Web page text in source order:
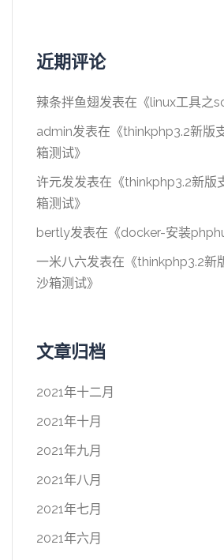
近期评论
辣条拌鱼翅发表在《linux工具之
admin发表在《thinkphp3.2新版
箱测试》
许元发发表在《thinkphp3.2新版
箱测试》
bertly发表在《docker-安装
一米八六发表在《thinkphp3.2新
沙箱测试》
文章归档
2021年十二月
2021年十月
2021年九月
2021年八月
2021年七月
2021年六月